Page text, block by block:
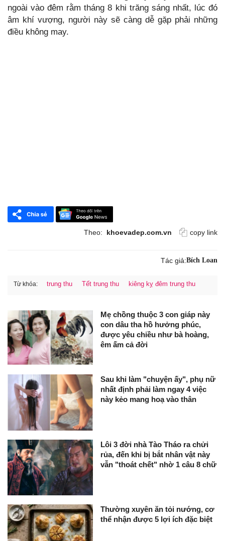
ngoài vào đêm rằm tháng 8 khi trăng sáng nhất, lúc đó
âm khí vượng, người này sẽ càng dễ gặp phải những
điều không may.
Theo: khoevadep.com.vn copy link
Tác giả:Bích Loan
Từ khóa: trung thu Tết trung thu kiêng kỵ đêm trung thu
Mẹ chồng thuộc 3 con giáp này
con dâu tha hồ hưởng phúc,
được yêu chiều như bà hoàng,
êm ấm cả đời
Sau khi làm "chuyện ấy", phụ nữ
nhất định phải làm ngay 4 việc
này kẻo mang hoạ vào thân
Lôi 3 đời nhà Tào Tháo ra chửi
rủa, đến khi bị bắt nhân vật này
vẫn "thoát chết" nhờ 1 câu 8 chữ
Thường xuyên ăn tỏi nướng, cơ
thể nhận được 5 lợi ích đặc biệt